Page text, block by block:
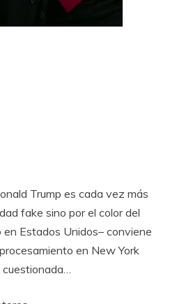
Trump es cada vez más
fake sino por el color del
Estados Unidos– conviene
en New York